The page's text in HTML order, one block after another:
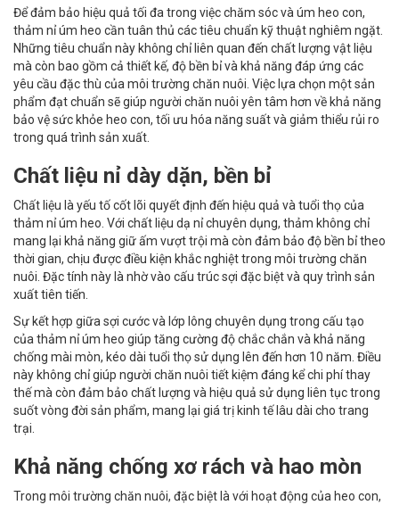
Để đảm bảo hiệu quả tối đa trong việc chăm sóc và úm heo con,
thảm nỉ úm heo cần tuân thủ các tiêu chuẩn kỹ thuật nghiêm ngặt.
Những tiêu chuẩn này không chỉ liên quan đến chất lượng vật liệu
mà còn bao gồm cả thiết kế, độ bền bỉ và khả năng đáp ứng các
yêu cầu đặc thù của môi trường chăn nuôi. Việc lựa chọn một sản
phẩm đạt chuẩn sẽ giúp người chăn nuôi yên tâm hơn về khả năng
bảo vệ sức khỏe heo con, tối ưu hóa năng suất và giảm thiểu rủi ro
trong quá trình sản xuất.
Chất liệu nỉ dày dặn, bền bỉ
Chất liệu là yếu tố cốt lõi quyết định đến hiệu quả và tuổi thọ của
thảm nỉ úm heo. Với chất liệu dạ nỉ chuyên dụng, thảm không chỉ
mang lại khả năng giữ ấm vượt trội mà còn đảm bảo độ bền bỉ theo
thời gian, chịu được điều kiện khắc nghiệt trong môi trường chăn
nuôi. Đặc tính này là nhờ vào cấu trúc sợi đặc biệt và quy trình sản
xuất tiên tiến.
Sự kết hợp giữa sợi cước và lớp lông chuyên dụng trong cấu tạo
của thảm nỉ úm heo giúp tăng cường độ chắc chắn và khả năng
chống mài mòn, kéo dài tuổi thọ sử dụng lên đến hơn 10 năm. Điều
này không chỉ giúp người chăn nuôi tiết kiệm đáng kể chi phí thay
thế mà còn đảm bảo chất lượng và hiệu quả sử dụng liên tục trong
suốt vòng đời sản phẩm, mang lại giá trị kinh tế lâu dài cho trang
trại.
Khả năng chống xơ rách và hao mòn
Trong môi trường chăn nuôi, đặc biệt là với hoạt động của heo con,